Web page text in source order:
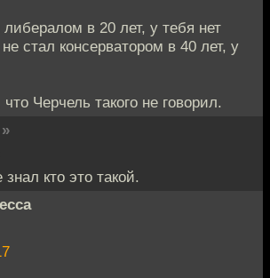
в 20 лет, у тебя нет
стал консерватором в 40 лет, у
Черчель такого не говорил.
»
кто это такой.